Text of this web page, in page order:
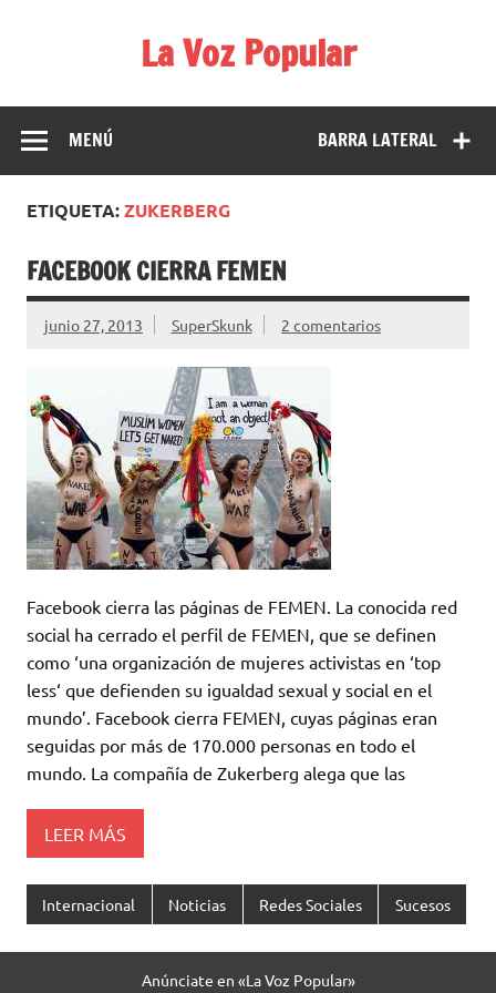
La Voz Popular
para reírse de las verdaderas.
BARRA LATERAL
MENÚ
ETIQUETA:ZUKERBERG
FACEBOOK CIERRA FEMEN
junio 27, 2013 SuperSkunk 2 comentarios
Facebook cierra las páginas de FEMEN. La conocida red
social ha cerrado el perfil de FEMEN, que se definen
como ‘una organización de mujeres activistas en ‘top
less‘ que defienden su igualdad sexual y social en el
mundo’. Facebook cierra FEMEN, cuyas páginas eran
seguidas por más de 170.000 personas en todo el
mundo. La compañía de Zukerberg alega que las
LEER MÁS
Internacional Noticias Redes Sociales Sucesos
Anúnciate en «La Voz Popular»